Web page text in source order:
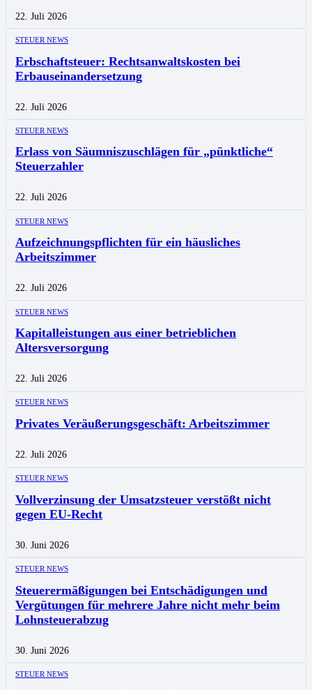
22. Juli 2026
STEUER NEWS
Erbschaftsteuer: Rechtsanwaltskosten bei
Erbauseinandersetzung
22. Juli 2026
STEUER NEWS
Erlass von Säumniszuschlägen für „pünktliche“
Steuerzahler
22. Juli 2026
STEUER NEWS
Aufzeichnungspflichten für ein häusliches
Arbeitszimmer
22. Juli 2026
STEUER NEWS
Kapitalleistungen aus einer betrieblichen
Altersversorgung
22. Juli 2026
STEUER NEWS
Privates Veräußerungsgeschäft: Arbeitszimmer
22. Juli 2026
STEUER NEWS
Vollverzinsung der Umsatzsteuer verstößt nicht
gegen EU-Recht
30. Juni 2026
STEUER NEWS
Steuerermäßigungen bei Entschädigungen und
Vergütungen für mehrere Jahre nicht mehr beim
Lohnsteuerabzug
30. Juni 2026
STEUER NEWS